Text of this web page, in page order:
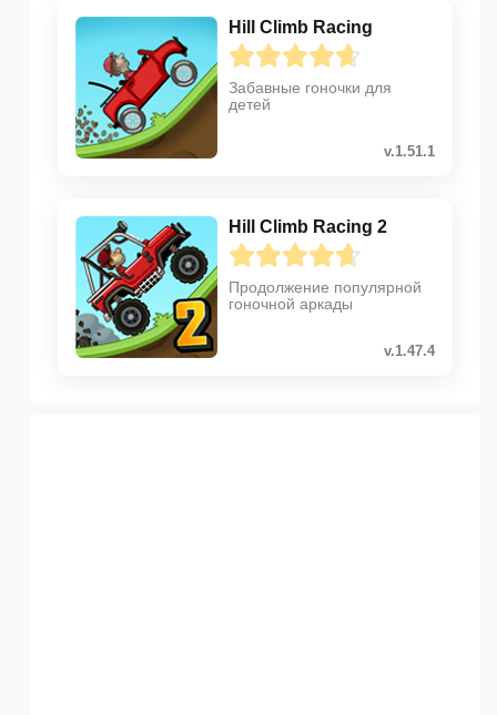
Hill Climb Racing
Забавные гоночки для
детей
v.1.51.1
Hill Climb Racing 2
Продолжение популярной
гоночной аркады
v.1.47.4